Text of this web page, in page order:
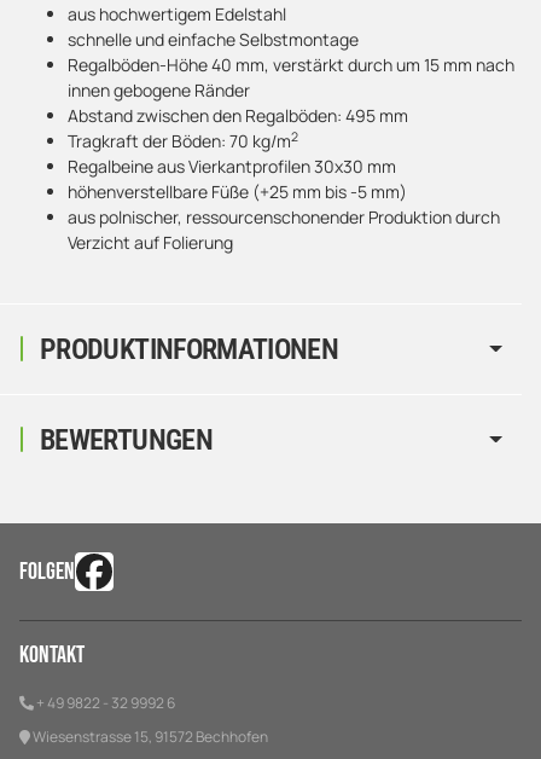
PRODUKTINFORMATIONEN
aus hochwertigem Edelstahl
schnelle und einfache Selbstmontage
Regalböden-Höhe 40 mm, verstärkt durch um 15 mm nach
innen gebogene Ränder
Abstand zwischen den Regalböden: 495 mm
Tragkraft der Böden: 70 kg/m2
Regalbeine aus Vierkantprofilen 30x30 mm
höhenverstellbare Füße (+25 mm bis -5 mm)
aus polnischer, ressourcenschonender Produktion durch
Verzicht auf Folierung
BEWERTUNGEN
FOLGEN
Kontakt
+ 49 9822 - 32 9992 6
Wiesenstrasse 15, 91572 Bechhofen